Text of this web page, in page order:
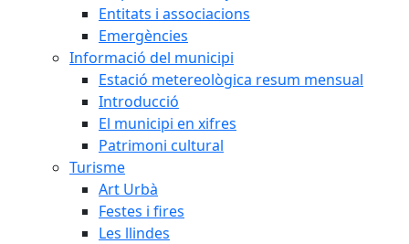
Entitats i associacions
Emergències
Informació del municipi
Estació metereològica resum mensual
Introducció
El municipi en xifres
Patrimoni cultural
Turisme
Art Urbà
Festes i fires
Les llindes